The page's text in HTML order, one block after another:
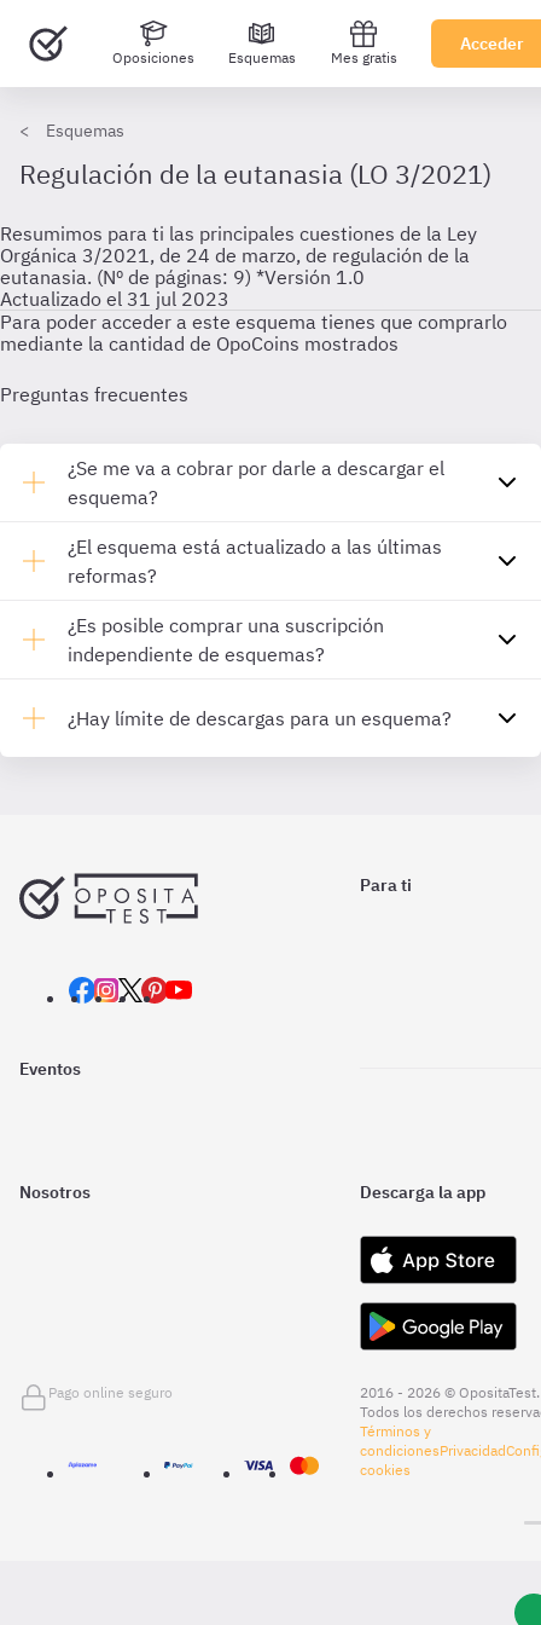
Oposiciones Esquemas Mes gratis
Acceder
Esquemas
Regulación de la eutanasia (LO 3/2021)
Resumimos para ti las principales cuestiones de la Ley
Orgánica 3/2021, de 24 de marzo, de regulación de la
eutanasia. (Nº de páginas: 9) *Versión 1.0
Actualizado el 31 jul 2023
Para poder acceder a este esquema tienes que comprarlo
mediante la cantidad de OpoCoins mostrados
Preguntas frecuentes
¿Se me va a cobrar por darle a descargar el
esquema?
¿El esquema está actualizado a las últimas
reformas?
¿Es posible comprar una suscripción
independiente de esquemas?
¿Hay límite de descargas para un esquema?
Para ti
Eventos
Nosotros Descarga la app
Pago online seguro
2016 - 2026 © OpositaTest.
Todos los derechos
Términos y
condicionesPrivacidad
cookies